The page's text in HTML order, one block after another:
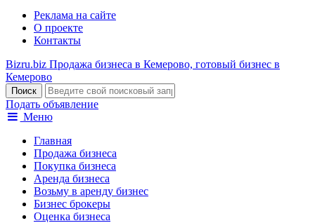
Реклама на сайте
О проекте
Контакты
Bizru.biz Продажа бизнеса в Кемерово, готовый бизнес в
Кемерово
Подать объявление
Меню
Главная
Продажа бизнеса
Покупка бизнеса
Аренда бизнеса
Возьму в аренду бизнес
Бизнес брокеры
Оценка бизнеса